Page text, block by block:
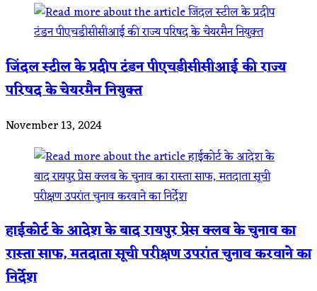
जिंदल स्टील के प्रदीप टंडन पीएचडीसीसीआई की राज्य
परिषद के चेयरमैन नियुक्त
November 13, 2024
हाईकोर्ट के आदेश के बाद रायपुर प्रेस क्लब के चुनाव का
रास्ता साफ, मतदाता सूची परीक्षण उपरांत चुनाव करवाने का
निर्देश